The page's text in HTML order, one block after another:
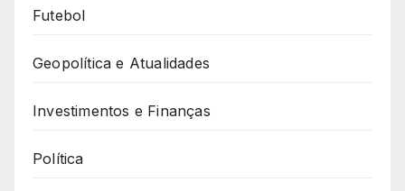
Futebol
Geopolítica e Atualidades
Investimentos e Finanças
Política